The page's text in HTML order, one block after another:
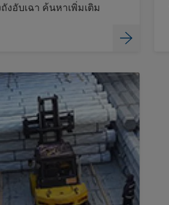
งอับเฉา ค้นหาเพิ่มเติม